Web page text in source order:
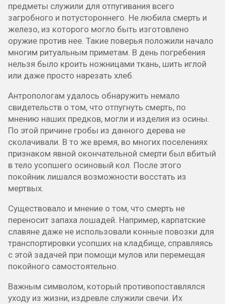
предметы служили для отпугивания всего
загробного и потустороннего. Не любила смерть и
железо, из которого могло быть изготовлено
оружие против нее. Такие поверья положили начало
многим ритуальным приметам. В день погребения
нельзя было кроить ножницами ткань, шить иглой
или даже просто нарезать хлеб.
Антропологам удалось обнаружить немало
свидетельств о том, что отпугнуть смерть, по
мнению наших предков, могли и изделия из осины.
По этой причине гробы из данного дерева не
сколачивали. В то же время, во многих поселениях
признаком явной окончательной смерти был вбитый
в тело усопшего осиновый кол. После этого
покойник лишался возможности восстать из
мертвых.
Существовало и мнение о том, что смерть не
переносит запаха лошадей. Например, карпатские
славяне даже не использовали конные повозки для
транспортировки усопших на кладбище, справляясь
с этой задачей при помощи мулов или перемещая
покойного самостоятельно.
Важным символом, который противопоставлялся
уходу из жизни, издревле служили свечи. Их